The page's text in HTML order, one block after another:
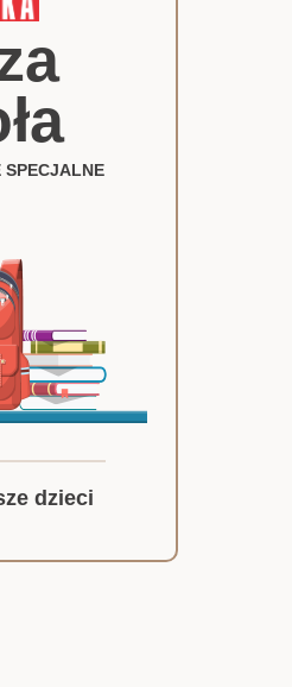
SPECJALNE
dzieci